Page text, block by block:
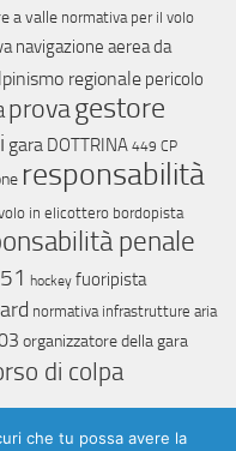
a valle normativa per il volo
navigazione aerea da
regionale pericolo
provagestore
gara DOTTRINA 449 CP
responsabilità
in elicottero bordopista
penale
hockey fuoripista
normativa infrastrutture aria
organizzatore della gara
di colpa
che tu possa avere la